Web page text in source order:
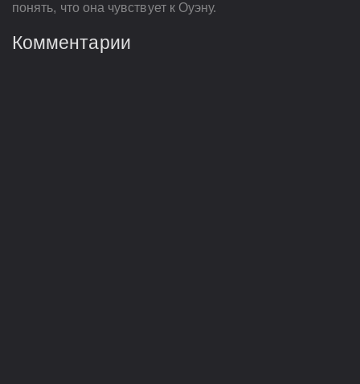
понять, что она чувствует к Оуэну.
Комментарии